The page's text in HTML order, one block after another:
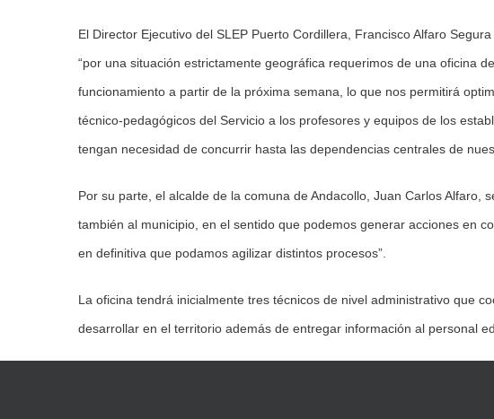
El Director Ejecutivo del SLEP Puerto Cordillera, Francisco Alfaro
“por una situación estrictamente geográfica requerimos de una oficina
funcionamiento a partir de la próxima semana, lo que nos permitirá
técnico-pedagógicos del Servicio a los profesores y equipos de los
tengan necesidad de concurrir hasta las dependencias centrales de
Por su parte, el alcalde de la comuna de Andacollo, Juan Carlos Alfaro,
también al municipio, en el sentido que podemos generar acciones en
en definitiva que podamos agilizar distintos procesos”.
La oficina tendrá inicialmente tres técnicos de nivel administrativo que
desarrollar en el territorio además de entregar información al personal